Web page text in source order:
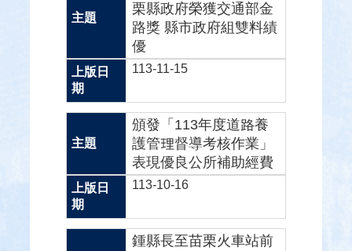
栗縣政府榮獲交通部金
路獎 縣市政府組雙料績
優
113-11-15
頒發「113年度道路養
護管理督導考核作業」
表現優良公所補助經費
113-10-16
鍾縣長至苗栗火車站前